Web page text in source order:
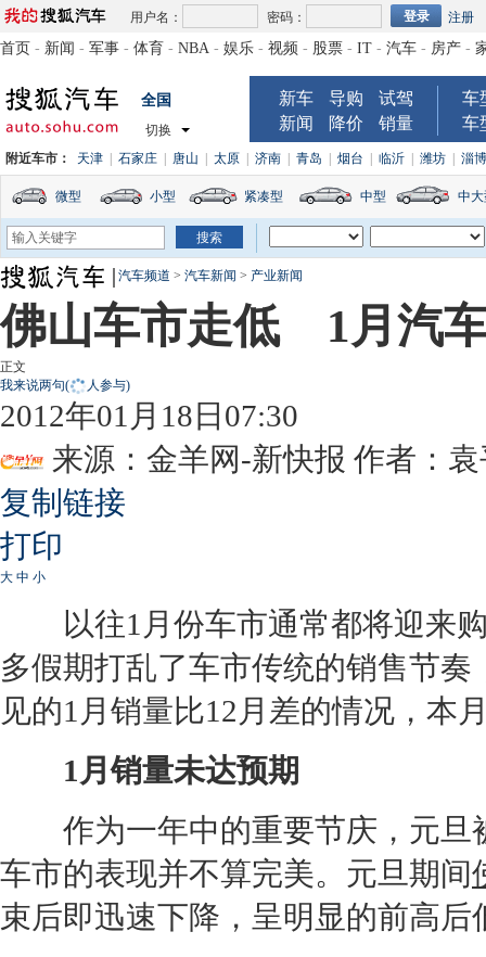
用户名： 密码： 注册
首页 - 新闻 - 军事 - 体育 - NBA - 娱乐 - 视频 - 股票 - IT - 汽车 - 房产 -
全国
切换
新车 导购
试驾
新闻
降价 销量
车
车
附近车市： 天津 石家庄 唐山 太原 济南 青岛 烟台 临沂 潍坊 淄博
微型 小型 紧凑型 中型 中
汽车频道 > 汽车新闻 > 产业新闻
佛山车市走低 1月汽
正文
我来说两句( 人参与)
2012年01月18日07:30
来源： 金羊网-新快报 作者：
复制链接
打印
大 中 小
以往1月份车市通常都将迎来购
多假期打乱了车市传统的销售节
见的1月销量比12月差的情况，本
1月销量未达预期
作为一年中的重要节庆，元旦
车市的表现并不算完美。元旦期间
束后即迅速下降，呈明显的前高后